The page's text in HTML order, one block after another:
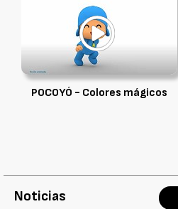
POCOYÓ - Colores mágicos
Noticias